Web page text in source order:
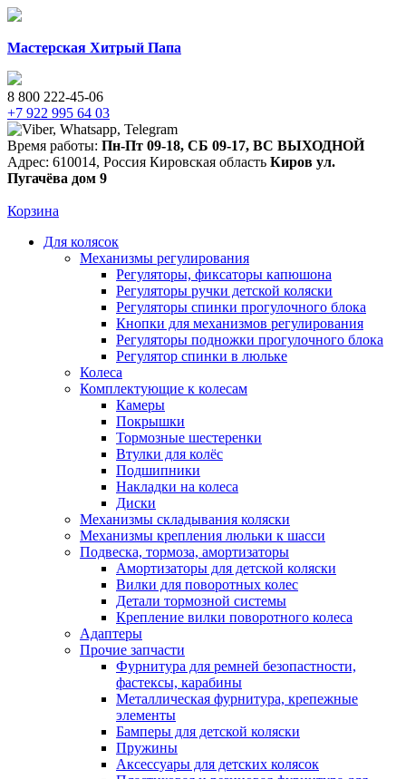
Мастерская Хитрый Папа
8 800 222-45-06
+7 922 995 64 03
Время работы: Пн-Пт 09-18, СБ 09-17, ВС ВЫХОДНОЙ
Адрес: 610014, Россия Кировская область Киров ул.
Пугачёва дом 9
Корзина
Для колясок
Механизмы регулирования
Регуляторы, фиксаторы капюшона
Регуляторы ручки детской коляски
Регуляторы спинки прогулочного блока
Кнопки для механизмов регулирования
Регуляторы подножки прогулочного блока
Регулятор спинки в люльке
Колеса
Комплектующие к колесам
Камеры
Покрышки
Тормозные шестеренки
Втулки для колёс
Подшипники
Накладки на колеса
Диски
Механизмы складывания коляски
Механизмы крепления люльки к шасси
Подвеска, тормоза, амортизаторы
Амортизаторы для детской коляски
Вилки для поворотных колес
Детали тормозной системы
Крепление вилки поворотного колеса
Адаптеры
Прочие запчасти
Фурнитура для ремней безопастности,
фастексы, карабины
Металлическая фурнитура, крепежные
элементы
Бамперы для детской коляски
Пружины
Аксессуары для детских колясок